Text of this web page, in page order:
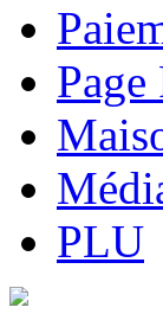
Page
PLU